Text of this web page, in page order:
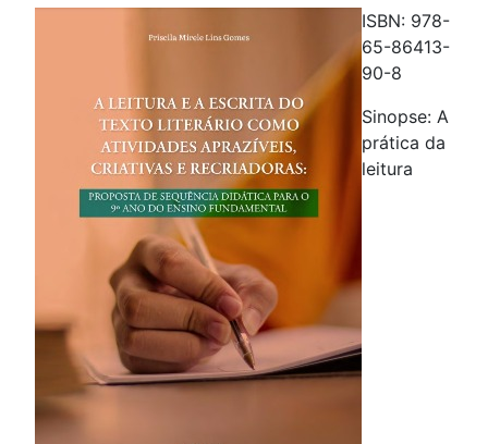
ISBN: 978-
65-86413-
90-8
Sinopse: A
prática da
leitura